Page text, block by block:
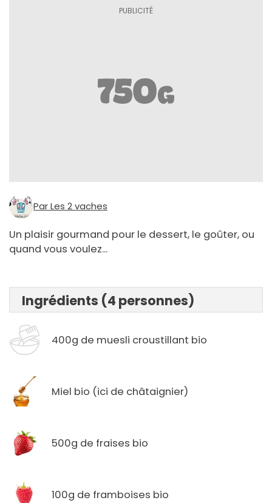
Par Les 2 vaches
Un plaisir gourmand pour le dessert, le goûter, ou
quand vous voulez...
Ingrédients (4 personnes)
400g de muesli croustillant bio
Miel bio (ici de châtaignier)
500g de fraises bio
100g de framboises bio